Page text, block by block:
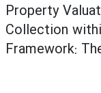
Property
Collection
Framework: